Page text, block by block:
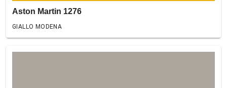
Aston Martin 1276
GIALLO MODENA